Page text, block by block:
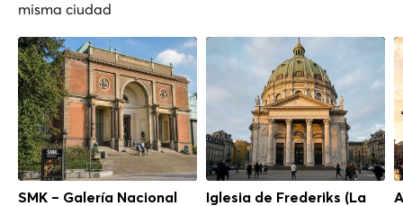
misma ciudad
SMK – Galería Nacional
Iglesia de Frederiks (La